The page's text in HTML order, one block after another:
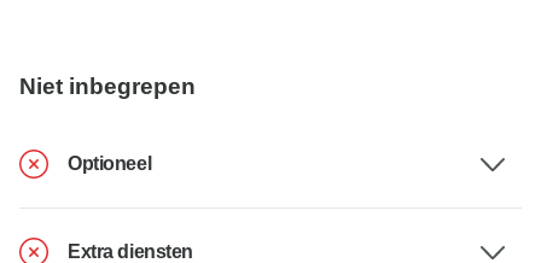
Niet inbegrepen
Optioneel
Extra diensten